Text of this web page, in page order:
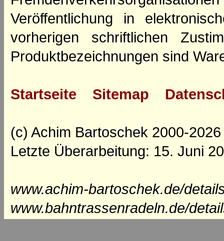
Veröffentlichung in
vorherigen schriftlichen
Produktbezeichnungen sind
Startseite Sitemap
(c) Achim Bartoschek 2000-2026
Letzte Überarbeitung: 15. Juni
www.achim-bartoschek.de/
www.bahntrassenradeln.de/